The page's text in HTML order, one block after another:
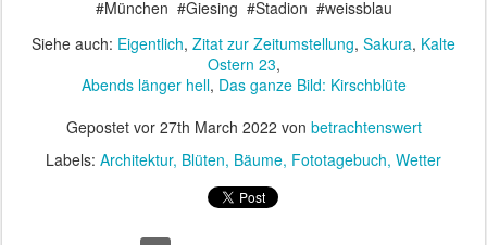
#München #Giesing #Stadion #weissblau
Siehe auch: Eigentlich, Zitat zur Zeitumstellung, Sakura, Kalte
Ostern 23,
Abends länger hell, Das ganze Bild: Kirschblüte
Gepostet vor 27th March 2022 von betrachtenswert
Labels: Architektur Blüten Bäume Fototagebuch Wetter